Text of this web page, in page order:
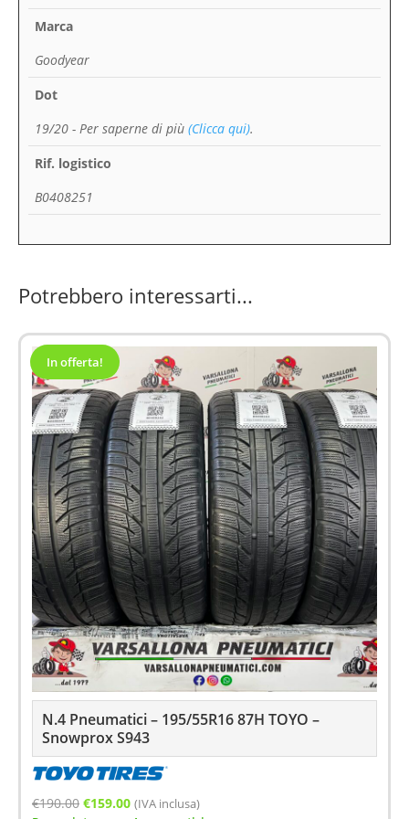
Marca
Goodyear
Dot
19/20 - Per saperne di più (Clicca qui).
Rif. logistico
B0408251
Potrebbero interessarti...
In offerta!
N.4 Pneumatici – 195/55R16 87H TOYO –
Snowprox S943
€190.00 Il
€159.00Il(IVA inclusa)